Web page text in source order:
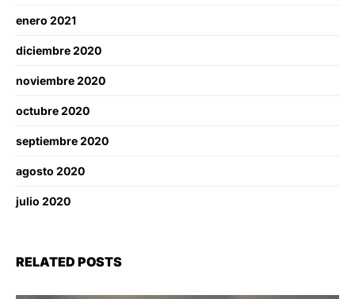
enero 2021
diciembre 2020
noviembre 2020
octubre 2020
septiembre 2020
agosto 2020
julio 2020
RELATED POSTS